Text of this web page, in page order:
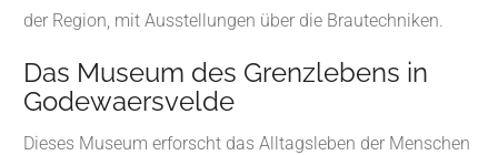
der Region, mit Ausstellungen über die Brautechniken.
Das Museum des Grenzlebens in
Godewaersvelde
Dieses Museum erforscht das Alltagsleben der Menschen